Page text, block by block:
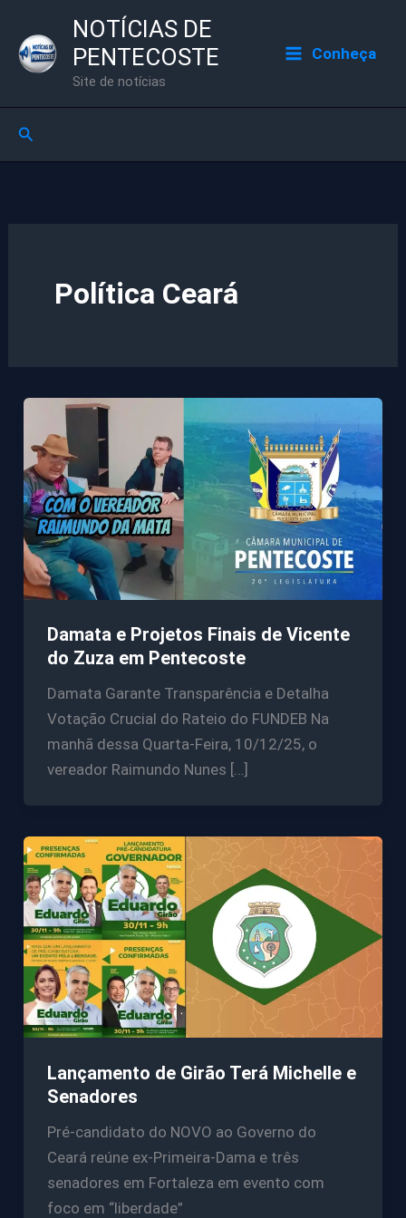
para
NOTÍCIAS DE
PENTECOSTE
Site de notícias
Conheça
Pesquisar
Política Ceará
Damata e Projetos Finais de Vicente
do Zuza em Pentecoste
Damata Garante Transparência e Detalha
Votação Crucial do Rateio do FUNDEB Na
manhã dessa Quarta-Feira, 10/12/25, o
vereador Raimundo Nunes […]
Lançamento de Girão Terá Michelle e
Senadores
Pré-candidato do NOVO ao Governo do
Ceará reúne ex-Primeira-Dama e três
senadores em Fortaleza em evento com
foco em “liberdade”